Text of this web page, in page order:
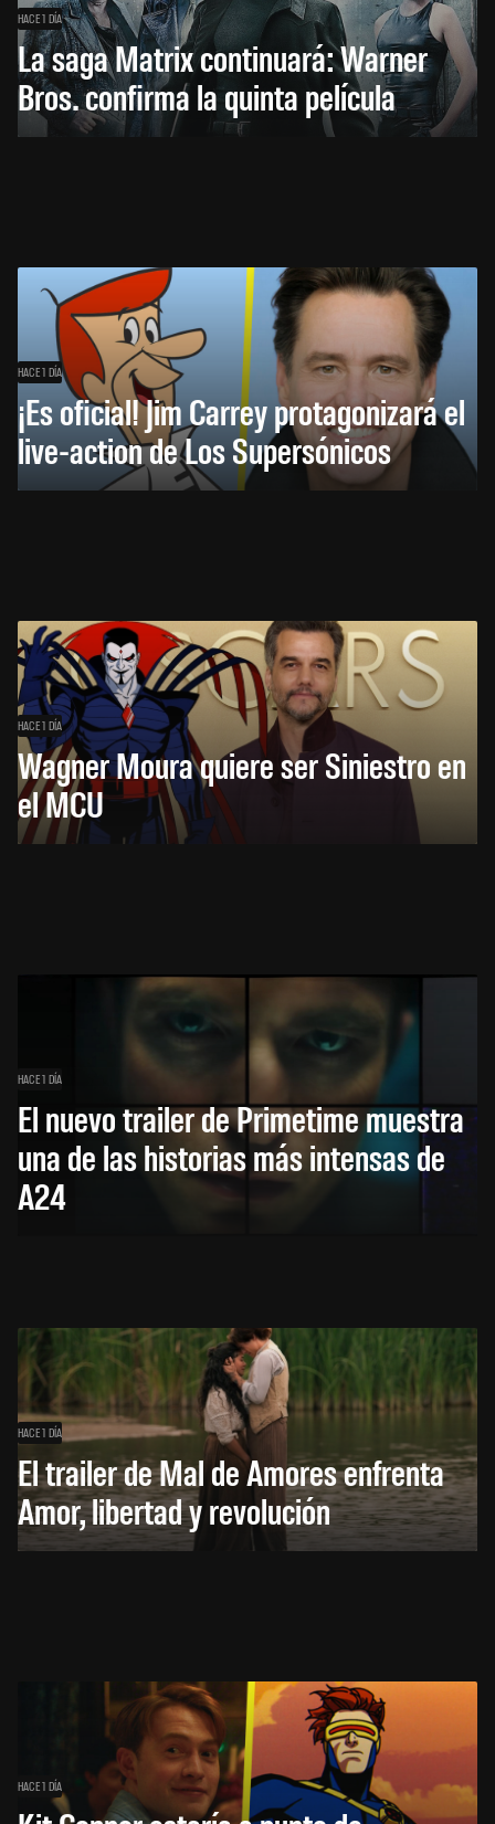
HACE 1 DÍA
La saga Matrix continuará: Warner
Bros. confirma la quinta película
HACE 1 DÍA
¡Es oficial! Jim Carrey protagonizará el
live-action de Los Supersónicos
HACE 1 DÍA
Wagner Moura quiere ser Siniestro en
el MCU
HACE 1 DÍA
El nuevo trailer de Primetime muestra
una de las historias más intensas de
A24
HACE 1 DÍA
El trailer de Mal de Amores enfrenta
Amor, libertad y revolución
HACE 1 DÍA